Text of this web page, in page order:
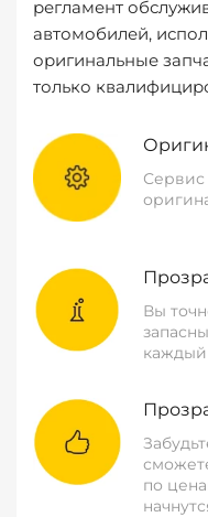
регламент
автомобилей,
оригинальные
только
Сервис
Вы
каждый
по